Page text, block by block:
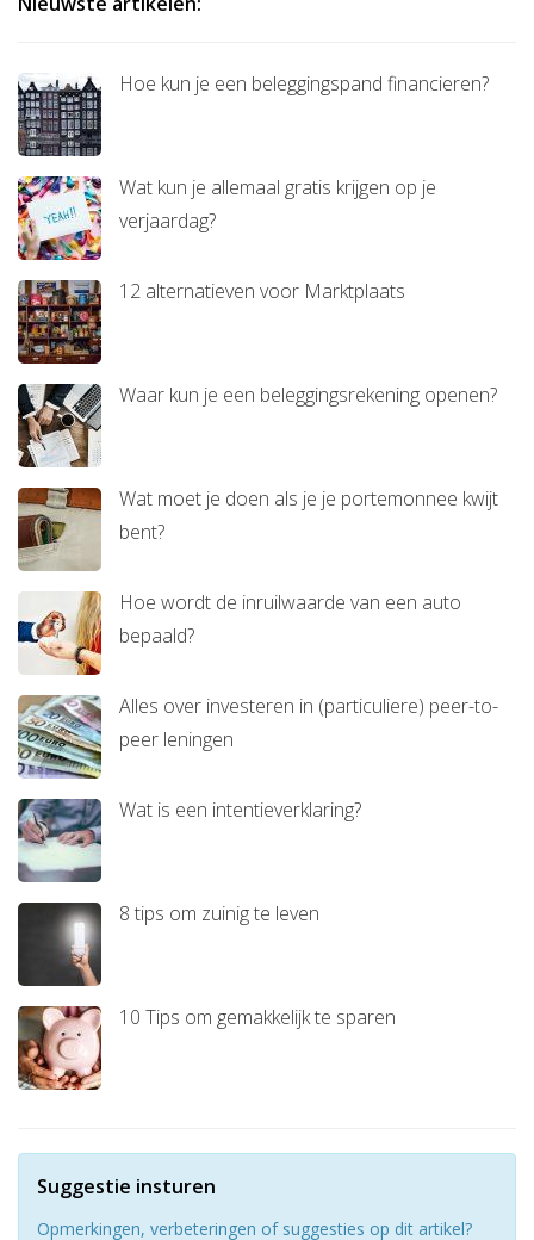
Hoe kun je een beleggingspand financieren?
Wat kun je allemaal gratis krijgen op je
verjaardag?
12 alternatieven voor Marktplaats
Waar kun je een beleggingsrekening openen?
Wat moet je doen als je je portemonnee kwijt
bent?
Hoe wordt de inruilwaarde van een auto
bepaald?
Alles over investeren in (particuliere) peer-to-
peer leningen
Wat is een intentieverklaring?
8 tips om zuinig te leven
10 Tips om gemakkelijk te sparen
Suggestie insturen
Opmerkingen, verbeteringen of suggesties op dit artikel?